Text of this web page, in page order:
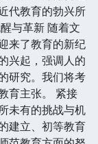
代教育的勃兴所
与革新 随着文
来了教育的新纪
兴起，强调人的
研究。我们将考
育主张。 紧接
未有的挑战与机
建立、初等教育